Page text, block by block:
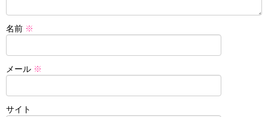
名前 ※
メール ※
サイト